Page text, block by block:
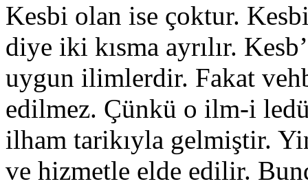
Kesbi olan ise çoktur.
diye iki kısma ayrılır.
uygun ilimlerdir. Fakat
edilmez. Çünkü o ilm-i
ilham tarikıyla gelmiştir.
ve hizmetle elde edilir.